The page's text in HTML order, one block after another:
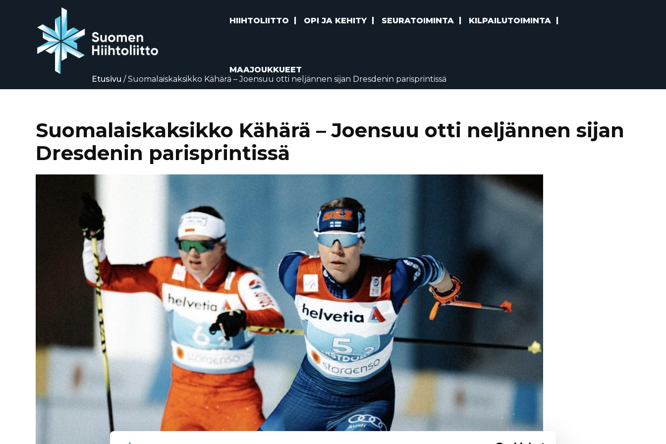
HIIHTOLIITTO OPI JA KEHITY SEURATOIMINTA KILPAILUTOIMINTA
MAAJOUKKUEET
Etusivu /Suomalaiskaksikko Kähärä – Joensuu otti neljännen sijan Dresdenin parisprintissä
Suomalaiskaksikko Kähärä – Joensuu otti neljännen sijan
Dresdenin parisprintissä